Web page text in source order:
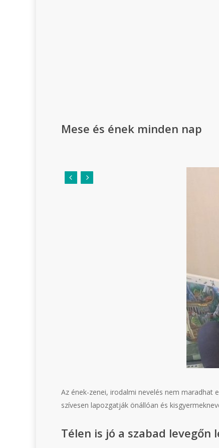
Mese és ének minden nap
Az ének-zenei, irodalmi nevelés nem maradhat
szívesen lapozgatják önállóan és
Télen is jó a szabad levegőn